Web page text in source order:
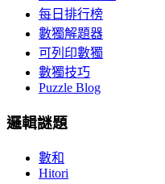
每日排行榜
數獨解題器
可列印數獨
數獨技巧
Puzzle Blog
邏輯謎題
數和
Hitori